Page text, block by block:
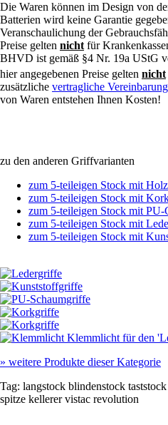
Die Waren können im Design von
Batterien wird keine Garantie
Veranschaulichung der
Preise gelten nicht für
BHVD ist gemäß §4 Nr. 19a UStG
hier angegebenen Preise gelten nicht
zusätzliche vertragliche Vereinbarung
von Waren entstehen Ihnen Kosten!
zu den anderen Griffvarianten
zum 5-teileigen Stock mit
zum 5-teileigen Stock mit
zum 5-teileigen Stock mit
zum 5-teileigen Stock mit
zum 5-teileigen Stock mit
Klemmlicht für den
» weitere Produkte dieser Kategorie
Tag: langstock blindenstock taststock
spitze kellerervistac revolution